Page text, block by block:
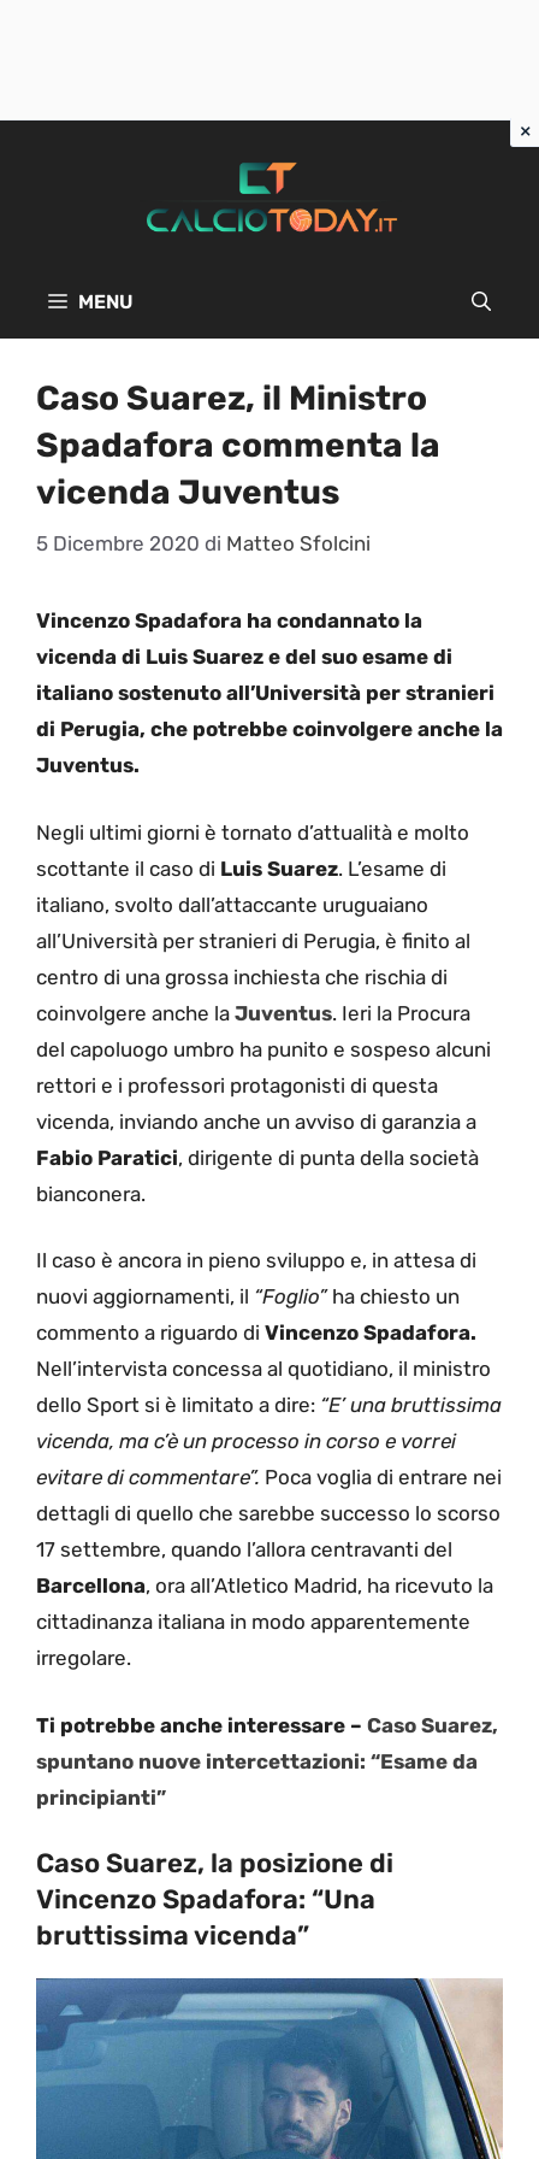
MENU
Caso Suarez, il Ministro
Spadafora commenta la
vicenda Juventus
5 Dicembre 2020 di Matteo Sfolcini
Vincenzo Spadafora ha condannato la
vicenda di Luis Suarez e del suo esame di
italiano sostenuto all’Università per stranieri
di Perugia, che potrebbe coinvolgere anche la
Juventus.
Negli ultimi giorni è tornato d’attualità e molto
scottante il caso di Luis Suarez. L’esame di
italiano, svolto dall’attaccante uruguaiano
all’Università per stranieri di Perugia, è finito al
centro di una grossa inchiesta che rischia di
coinvolgere anche la Juventus. Ieri la Procura
del capoluogo umbro ha punito e sospeso alcuni
rettori e i professori protagonisti di questa
vicenda, inviando anche un avviso di garanzia a
Fabio Paratici, dirigente di punta della società
bianconera.
Il caso è ancora in pieno sviluppo e, in attesa di
nuovi aggiornamenti, il “Foglio”ha chiesto un
commento a riguardo di Vincenzo Spadafora.
Nell’intervista concessa al quotidiano, il ministro
dello Sport si è limitato a dire: “E’ una bruttissima
vicenda, ma c’è un processo in corso e vorrei
evitare di commentare”. Poca voglia di entrare nei
dettagli di quello che sarebbe successo lo scorso
17 settembre, quando l’allora centravanti del
Barcellona, ora all’Atletico Madrid, ha ricevuto la
cittadinanza italiana in modo apparentemente
irregolare.
Ti potrebbe anche interessare – Caso Suarez,
spuntano nuove intercettazioni: “Esame da
principianti”
Caso Suarez, la posizione di
Vincenzo Spadafora: “Una
bruttissima vicenda”